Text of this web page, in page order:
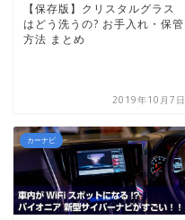
【保存版】クリスタルグラス
はどう洗うの? お手入れ・保管
方法 まとめ
2019年10月7日
カーナビ